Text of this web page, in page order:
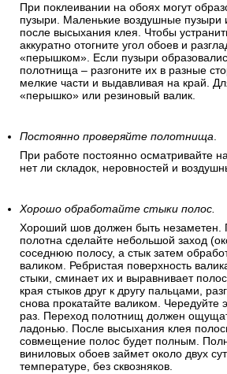
При поклеивании на обоях могут
пузыри. Маленькие воздушные пузыри
после высыхания клея. Чтобы
аккуратно отогните угол обоев и
«перышком». Если пузыри
полотнища – разгоните их в разные
мелкие части и выдавливая на край.
«перышко» или резиновый валик.
Постоянно проверяйте полотнища.
При работе постоянно осматривайте
нет ли складок, неровностей и
Хорошо обработайте стыки полос.
Хороший шов должен быть незаметен.
полотна сделайте небольшой заход
соседнюю полосу, а стык затем
валиком. Ребристая поверхность
стыки, сминает их и выравнивает
края стыков друг к другу пальцами,
снова прокатайте валиком. Чередуйте
раз. Переход полотнищ должен
ладонью. После высыхания клея
совмещение полос будет полным.
виниловых обоев займет около двух
температуре, без сквозняков.